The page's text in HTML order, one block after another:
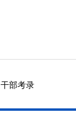
干部考录